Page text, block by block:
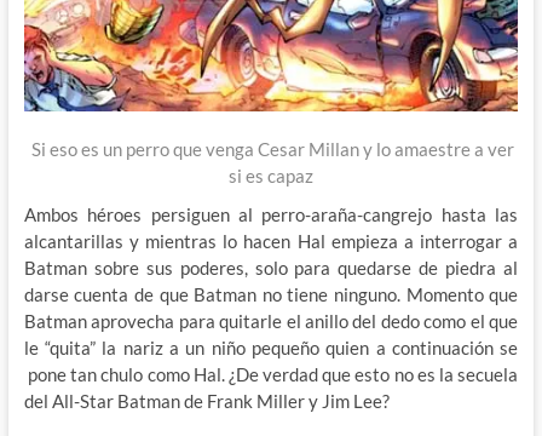
Si eso es un perro que venga Cesar Millan y lo amaestre a ver
si es capaz
Ambos héroes persiguen al perro-araña-cangrejo hasta las
alcantarillas y mientras lo hacen Hal empieza a interrogar a
Batman sobre sus poderes, solo para quedarse de piedra al
darse cuenta de que Batman no tiene ninguno. Momento que
Batman aprovecha para quitarle el anillo del dedo como el que
le “quita” la nariz a un niño pequeño quien a continuación se
pone tan chulo como Hal. ¿De verdad que esto no es la secuela
del All-Star Batman de Frank Miller y Jim Lee?